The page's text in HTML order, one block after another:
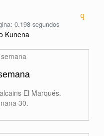
0.198 segundos
Kunena
El Marqués.
30.